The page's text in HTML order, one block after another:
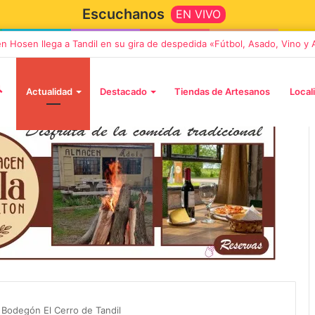
Escuchanos EN VIVO
Hosen llega a Tandil en su gira de despedida «Fútbol, Asado, Vino y
Actualidad Destacado Tiendas de Artesanos
El Cerro de Tandil
«Noel», un
con dos
en su gira de despedida